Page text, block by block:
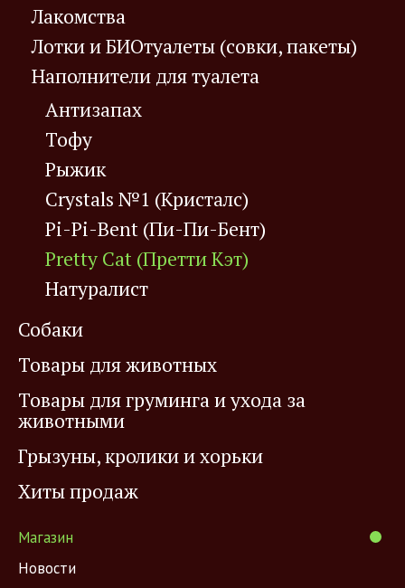
Лакомства
Лотки и БИОтуалеты (совки, пакеты)
Наполнители для туалета
Антизапах
Тофу
Рыжик
Crystals №1 (Кристалс)
Pi-Pi-Bent (Пи-Пи-Бент)
Pretty Cat (Претти Кэт)
Натуралист
Собаки
Товары для животных
Товары для груминга и ухода за
животными
Грызуны, кролики и хорьки
Хиты продаж
Магазин
Новости